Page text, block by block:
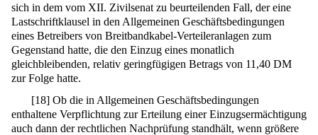
sich in dem vom XII. Zivilsenat zu beurteilenden Fall, der eine
Lastschriftklausel in den Allgemeinen Geschäftsbedingungen
eines Betreibers von Breitbandkabel-Verteileranlagen zum
Gegenstand hatte, die den Einzug eines monatlich
gleichbleibenden, relativ geringfügigen Betrags von 11,40 DM
zur Folge hatte.
[18] Ob die in Allgemeinen Geschäftsbedingungen
enthaltene Verpflichtung zur Erteilung einer Einzugsermächtigung
auch dann der rechtlichen Nachprüfung standhält, wenn größere